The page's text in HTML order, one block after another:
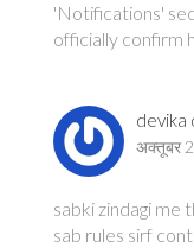
'Notifications'
officially confirm
अक्तूबर
sabki zindagi me
sab rules sirf